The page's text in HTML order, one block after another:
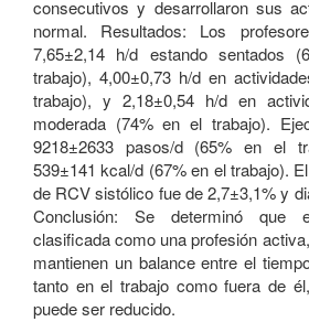
consecutivos y desarrollaron sus
normal. Resultados: Los
7,65±2,14 h/d estando sentados
trabajo), 4,00±0,73 h/d en
trabajo), y 2,18±0,54 h/d en
moderada (74% en el trabajo).
9218±2633 pasos/d (65% en el
539±141 kcal/d (67% en el trabajo).
de RCV sistólico fue de 2,7±3,1% y
Conclusión: Se determinó que
clasificada como una profesión
mantienen un balance entre el
tanto en el trabajo como fuera de
puede ser reducido.